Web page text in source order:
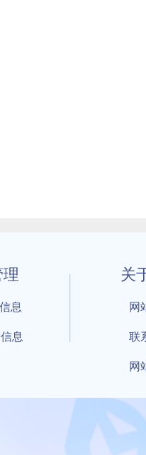
息
息
关
网
联
网
© 2021 By 擎天
工信部备案号：鲁